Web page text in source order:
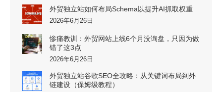
外贸独立站如何布局Schema以提升AI抓取权重
2026年6月26日
惨痛教训：外贸网站上线6个月没询盘，只因为做
错了这3点
2026年6月26日
外贸独立站谷歌SEO全攻略：从关键词布局到外
链建设（保姆级教程）